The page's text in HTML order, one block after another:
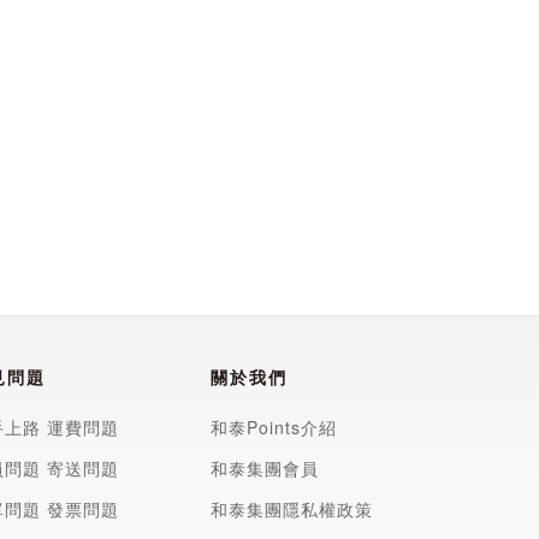
問題
路
題
題
運費問題
寄送問題
發票問題
關於我們
和泰Points介紹
和泰集團會員
和泰集團隱私權政策